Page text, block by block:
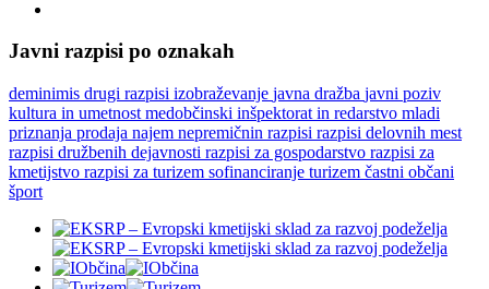
Javni razpisi po oznakah
deminimis drugi razpisi izobraževanje javna dražba javni poziv
kultura in umetnost medobčinski inšpektorat in redarstvo mladi
priznanja prodaja najem nepremičnin razpisi razpisi delovnih mest
razpisi družbenih dejavnosti razpisi za gospodarstvo razpisi za
kmetijstvo razpisi za turizem sofinanciranje turizem častni občani
šport